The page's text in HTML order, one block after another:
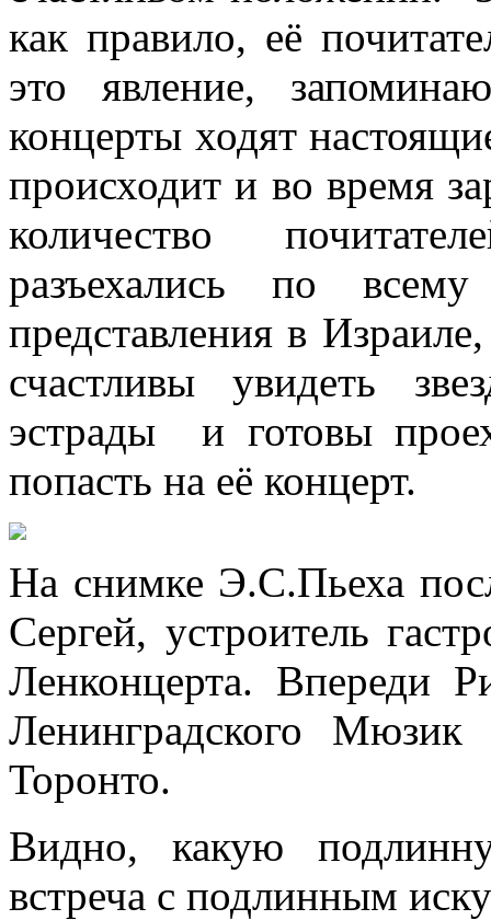
как правило, её
это явление,
концерты ходят
происходит и во время
количество
разъехались по
представления в
счастливы увидеть
эстрады и готовы
попасть на её концерт.
На снимке Э.С.Пьеха
Сергей, устроитель
Ленконцерта. Впереди
Ленинградского
Торонто.
Видно, какую
встреча с подлинным